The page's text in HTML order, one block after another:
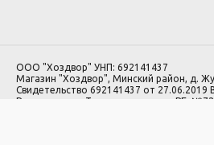
ООО "Хоздвор" УНП: 692141437
Магазин "Хоздвор", Минский район, д.
Свидетельство 692141437 от
Регистрация в Торговом реестре РБ: